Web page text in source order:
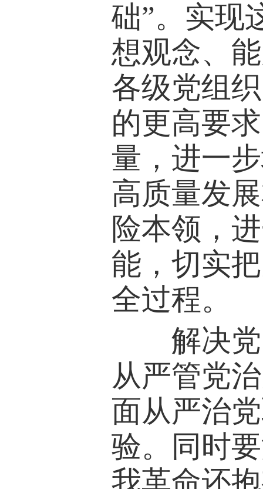
础”。实现
想观念、
各级党组
的更高要
量，进一
高质量发
险本领，
能，切实
全过程。
解决党
从严管党
面从严治
验。同时
我革命还